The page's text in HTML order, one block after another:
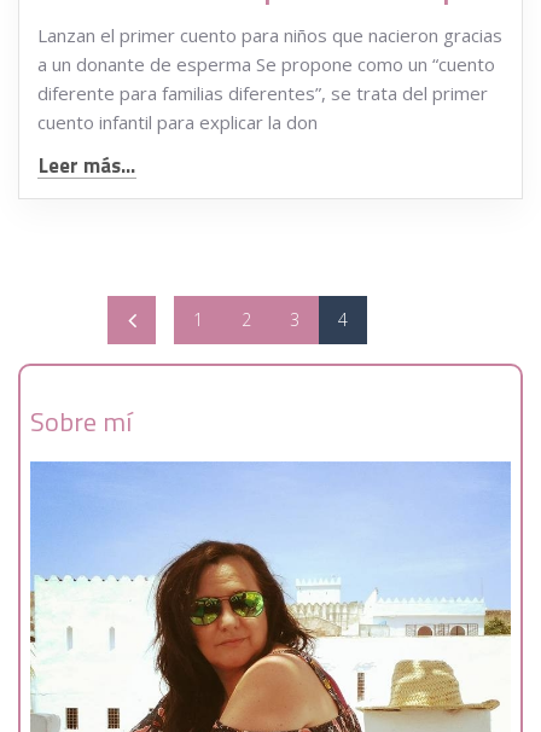
Sobre mí
Lanzan el primer cuento para niños que nacieron gracias
a un donante de esperma Se propone como un “cuento
diferente para familias diferentes”, se trata del primer
cuento infantil para explicar la don
Leer más...
1 2 3 4